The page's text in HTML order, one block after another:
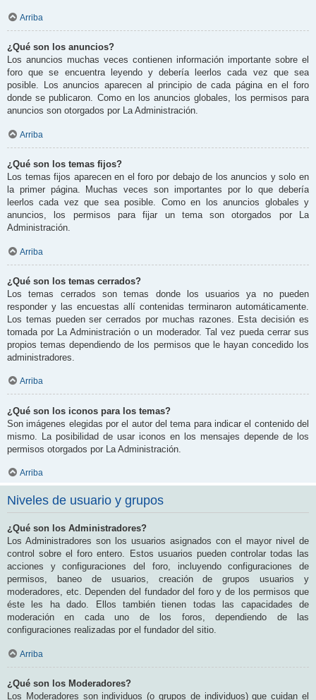
Arriba
¿Qué son los anuncios?
Los anuncios muchas veces contienen información importante sobre el
foro que se encuentra leyendo y debería leerlos cada vez que sea
posible. Los anuncios aparecen al principio de cada página en el foro
donde se publicaron. Como en los anuncios globales, los permisos para
anuncios son otorgados por La Administración.
Arriba
¿Qué son los temas fijos?
Los temas fijos aparecen en el foro por debajo de los anuncios y solo en
la primer página. Muchas veces son importantes por lo que debería
leerlos cada vez que sea posible. Como en los anuncios globales y
anuncios, los permisos para fijar un tema son otorgados por La
Administración.
Arriba
¿Qué son los temas cerrados?
Los temas cerrados son temas donde los usuarios ya no pueden
responder y las encuestas allí contenidas terminaron automáticamente.
Los temas pueden ser cerrados por muchas razones. Esta decisión es
tomada por La Administración o un moderador. Tal vez pueda cerrar sus
propios temas dependiendo de los permisos que le hayan concedido los
administradores.
Arriba
¿Qué son los iconos para los temas?
Son imágenes elegidas por el autor del tema para indicar el contenido del
mismo. La posibilidad de usar iconos en los mensajes depende de los
permisos otorgados por La Administración.
Arriba
Niveles de usuario y grupos
¿Qué son los Administradores?
Los Administradores son los usuarios asignados con el mayor nivel de
control sobre el foro entero. Estos usuarios pueden controlar todas las
acciones y configuraciones del foro, incluyendo configuraciones de
permisos, baneo de usuarios, creación de grupos usuarios y
moderadores, etc. Dependen del fundador del foro y de los permisos que
éste les ha dado. Ellos también tienen todas las capacidades de
moderación en cada uno de los foros, dependiendo de las
configuraciones realizadas por el fundador del sitio.
Arriba
¿Qué son los Moderadores?
Los Moderadores son individuos (o grupos de individuos) que cuidan el